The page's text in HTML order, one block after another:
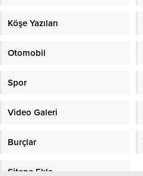
Köşe Yazıları
Otomobil
Spor
Video Galeri
Burçlar
Sitene Ekle